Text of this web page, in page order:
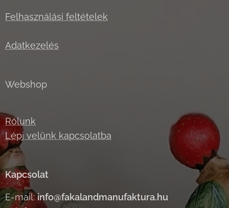
Felhasználási feltételek
Adatkezelés
Webshop
Rólunk
Lépj velünk kapcsolatba
Kapcsolat
E-mail:info@fakalandmanufaktura.hu